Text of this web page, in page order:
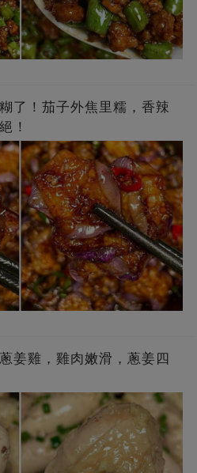
了！茄子外焦里糯，香辣
！
姜雞，雞肉嫩滑，蔥姜四